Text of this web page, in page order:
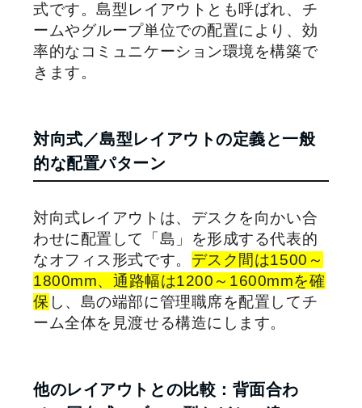
式です。島型レイアウトとも呼ばれ、チ
ームやグループ単位での配置により、効
率的なコミュニケーション環境を構築で
きます。
対向式／島型レイアウトの定義と一般
的な配置パターン
対向式レイアウトは、デスクを向かい合
わせに配置して「島」を形成する代表的
なオフィス形式です。 デスク間は1500～
1800mm、通路幅は1200～1600mmを確
保 し、島の端部に管理職席を配置してチ
ーム全体を見渡せる構造にします。
他のレイアウトとの比較：背面合わ